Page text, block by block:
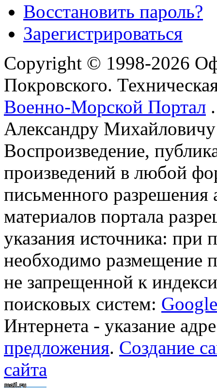
Восстановить пароль?
Зарегистрироваться
Copyright © 1998-2026
Покровского.
Военно-Морской Портал
Александру
Воспроизведение,
произведений в любой
письменного разрешения
материалов портала
указания источника: при
необходимо размещение
не запрещенной к
поисковых систем: Google
Интернета - указание
предложения. Создание
сайта